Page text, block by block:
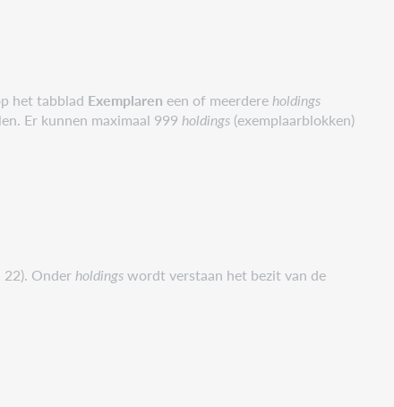
het tabblad Exemplaren een of meerdereholdings
Er kunnen maximaal 999 holdings (exemplaarblokken)
22). Onderholdingswordt verstaan het bezit van de